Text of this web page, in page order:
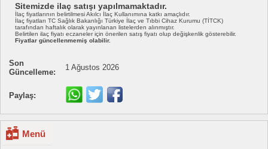
Sitemizde ilaç satışı yapılmamaktadır.
İlaç fiyatlarının belirtilmesi Akılcı İlaç Kullanımına katkı amaçlıdır.
İlaç fiyatları TC Sağlık Bakanlığı Türkiye İlaç ve Tıbbi Cihaz Kurumu (TİTCK)
tarafından haftalık olarak yayınlanan listelerden alınmıştır.
Belirtilen ilaç fiyatı eczaneler için önerilen satış fiyatı olup değişkenlik gösterebilir.
Fiyatlar güncellenmemiş olabilir.
Son
Güncelleme:
1 Ağustos 2026
Paylaş:
Menü